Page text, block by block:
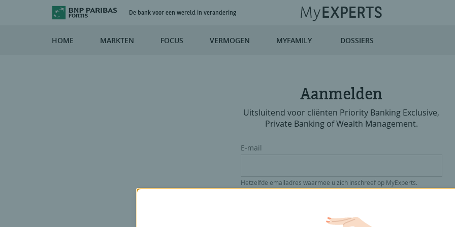
De bank voor een wereld in verandering
HOME MARKTEN FOCUS VERMOGEN MYFAMILY DOSSIERS
Aanmelden
Uitsluitend voor cliënten Priority Banking Exclusive,
Private Banking of Wealth Management.
E-mail
Hetzelfde emailadres waarmee u zich inschreef op MyExperts.